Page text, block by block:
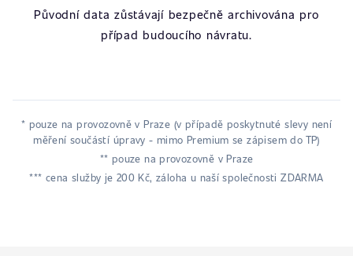
Původní data zůstávají bezpečně archivována pro
případ budoucího návratu.
* pouze na provozovně v Praze (v případě poskytnuté slevy není
měření součástí úpravy - mimo Premium se zápisem do TP)
** pouze na provozovně v Praze
*** cena služby je 200 Kč, záloha u naší společnosti ZDARMA